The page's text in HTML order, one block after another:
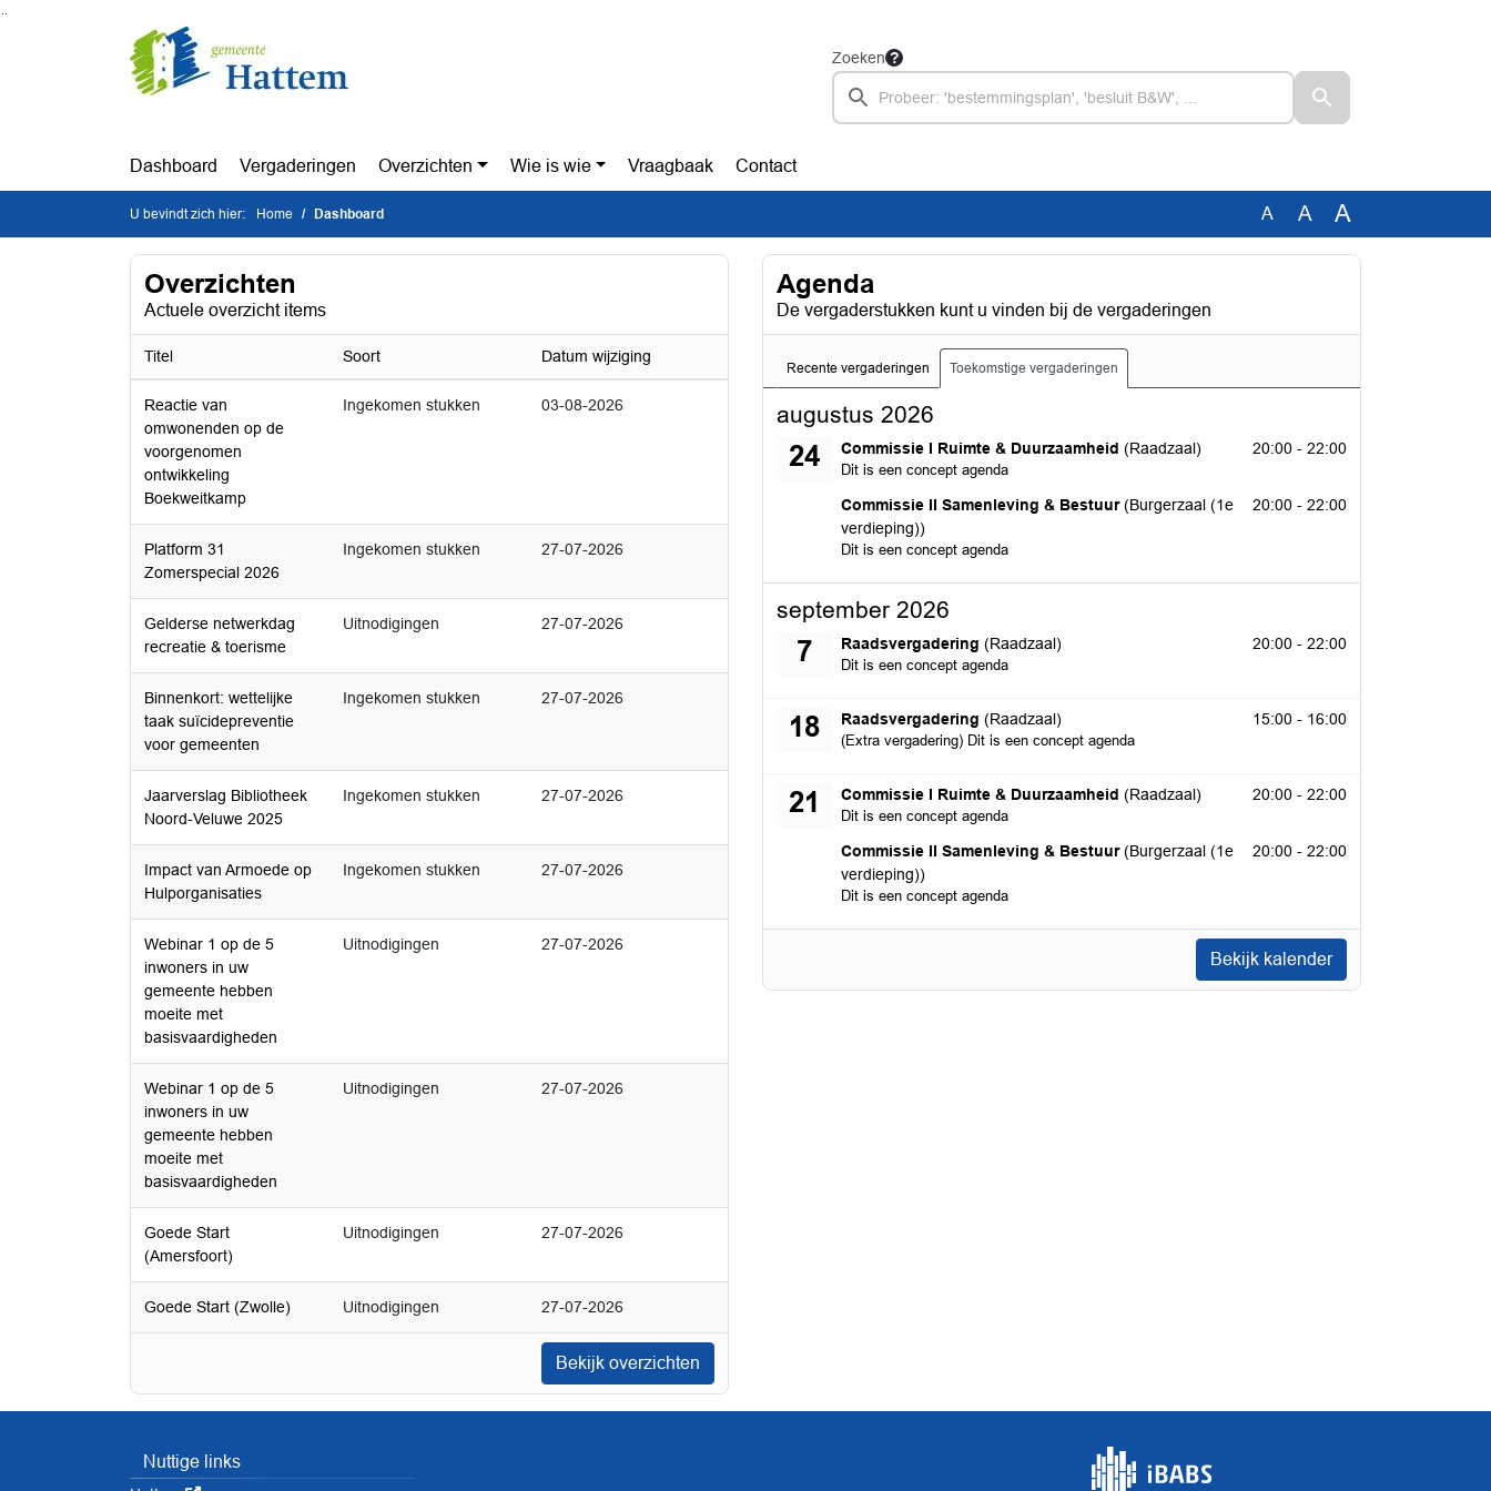
Ga naar de inhoud van deze pagina
Ga naar het zoeken
Zoeken
Dashboard Vergaderingen Overzichten Wie is wie Vraagbaak Contact
U bevindt zich hier: Home Dashboard A A A
Overzichten
Actuele overzicht items
Titel Soort Datum wijziging
Reactie van
omwonenden op de
voorgenomen
ontwikkeling
Boekweitkamp
Ingekomen stukken 03-08-2026
Platform 31
Zomerspecial 2026
Ingekomen stukken 27-07-2026
Gelderse netwerkdag
recreatie & toerisme
Uitnodigingen 27-07-2026
Binnenkort: wettelijke
taak suïcidepreventie
voor gemeenten
Ingekomen stukken 27-07-2026
Jaarverslag Bibliotheek
Noord-Veluwe 2025
Ingekomen stukken 27-07-2026
Impact van Armoede op
Hulporganisaties
Ingekomen stukken 27-07-2026
Webinar 1 op de 5
inwoners in uw
gemeente hebben
moeite met
basisvaardigheden
Uitnodigingen 27-07-2026
Webinar 1 op de 5
inwoners in uw
gemeente hebben
moeite met
basisvaardigheden
Uitnodigingen 27-07-2026
Goede Start
(Amersfoort)
Uitnodigingen 27-07-2026
Goede Start (Zwolle) Uitnodigingen 27-07-2026
Bekijk overzichten
Agenda
De vergaderstukken kunt u vinden bij de vergaderingen
Recente vergaderingen Toekomstige vergaderingen
augustus 2026
24 Commissie I Ruimte & Duurzaamheid (Raadzaal)
Dit is een concept agenda
maandag 24 augustus 2026 20:00 - 22:00
Commissie II Samenleving & Bestuur(Burgerzaal (1e
verdieping))
Dit is een concept agenda
maandag 24 augustus 2026 20:00 - 22:00
september 2026
7 Raadsvergadering (Raadzaal)
Dit is een concept agenda
maandag 7 september 2026 20:00 - 22:00
18 Raadsvergadering (Raadzaal)
(Extra vergadering) Dit is een concept agenda
vrijdag 18 september 2026 15:00 - 16:00
21 Commissie I Ruimte & Duurzaamheid (Raadzaal)
Dit is een concept agenda
maandag 21 september 2026 20:00 - 22:00
Commissie II Samenleving & Bestuur(Burgerzaal (1e
verdieping))
Dit is een concept agenda
maandag 21 september 2026 20:00 - 22:00
Bekijk kalender
Nuttige links